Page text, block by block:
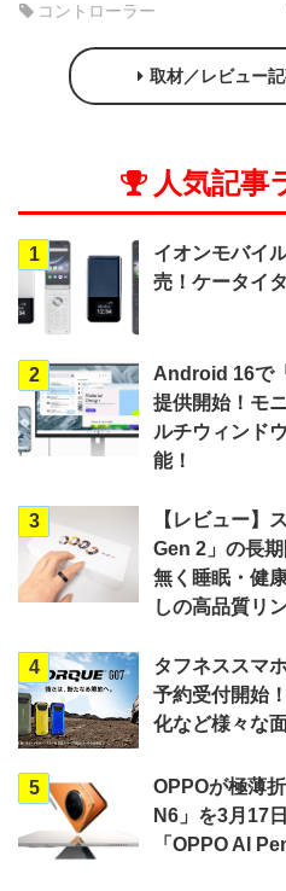
コントローラー
取材／レビュー
人気記事
1
イオンモバイ
売！ケータイ
2
Android 16で
提供開始！モ
ルチウィンド
能！
3
【レビュー】
Gen 2」の長
無く睡眠・健
しの高品質リ
4
タフネススマ
予約受付開始
化など様々な
5
OPPOが極薄
N6」を3月17
「OPPO AI